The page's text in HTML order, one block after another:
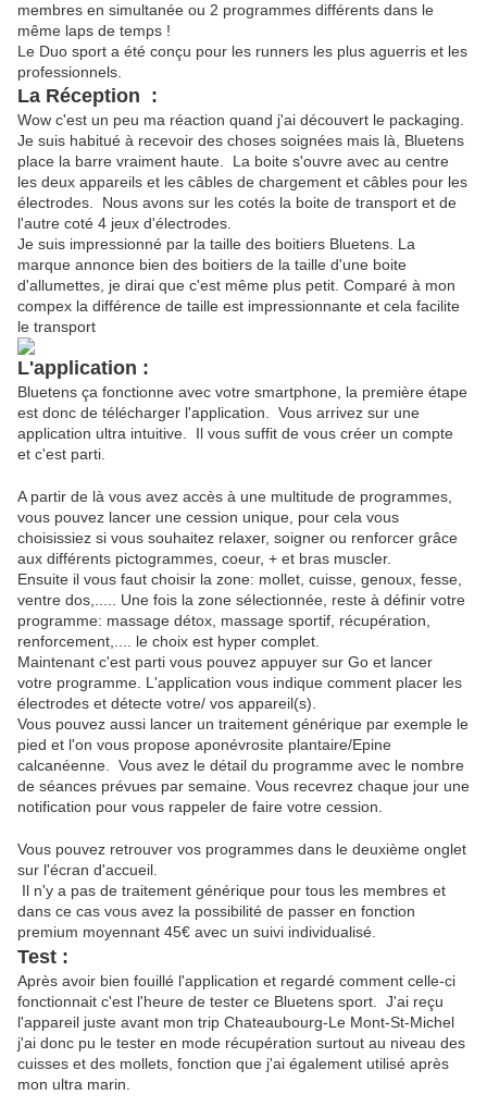
membres en simultanée ou 2 programmes différents dans le
même laps de temps !
Le Duo sport a été conçu pour les runners les plus aguerris et les
professionnels.
La Réception :
Wow c'est un peu ma réaction quand j'ai découvert le packaging.
Je suis habitué à recevoir des choses soignées mais là, Bluetens
place la barre vraiment haute. La boite s'ouvre avec au centre
les deux appareils et les câbles de chargement et câbles pour les
électrodes. Nous avons sur les cotés la boite de transport et de
l'autre coté 4 jeux d'électrodes.
Je suis impressionné par la taille des boitiers Bluetens. La
marque annonce bien des boitiers de la taille d'une boite
d'allumettes, je dirai que c'est même plus petit. Comparé à mon
compex la différence de taille est impressionnante et cela facilite
le transport
L'application :
Bluetens ça fonctionne avec votre smartphone, la première étape
est donc de télécharger l'application. Vous arrivez sur une
application ultra intuitive. Il vous suffit de vous créer un compte
et c'est parti.
A partir de là vous avez accès à une multitude de programmes,
vous pouvez lancer une cession unique, pour cela vous
choisissiez si vous souhaitez relaxer, soigner ou renforcer grâce
aux différents pictogrammes, coeur, + et bras muscler.
Ensuite il vous faut choisir la zone: mollet, cuisse, genoux, fesse,
ventre dos,..... Une fois la zone sélectionnée, reste à définir votre
programme: massage détox, massage sportif, récupération,
renforcement,.... le choix est hyper complet.
Maintenant c'est parti vous pouvez appuyer sur Go et lancer
votre programme. L'application vous indique comment placer les
électrodes et détecte votre/ vos appareil(s).
Vous pouvez aussi lancer un traitement générique par exemple le
pied et l'on vous propose aponévrosite plantaire/Epine
calcanéenne. Vous avez le détail du programme avec le nombre
de séances prévues par semaine. Vous recevrez chaque jour une
notification pour vous rappeler de faire votre cession.
Vous pouvez retrouver vos programmes dans le deuxième onglet
sur l'écran d'accueil.
Il n'y a pas de traitement générique pour tous les membres et
dans ce cas vous avez la possibilité de passer en fonction
premium moyennant 45€ avec un suivi individualisé.
Test :
Après avoir bien fouillé l'application et regardé comment celle-ci
fonctionnait c'est l'heure de tester ce Bluetens sport. J'ai reçu
l'appareil juste avant mon trip Chateaubourg-Le Mont-St-Michel
j'ai donc pu le tester en mode récupération surtout au niveau des
cuisses et des mollets, fonction que j'ai également utilisé après
mon ultra marin.